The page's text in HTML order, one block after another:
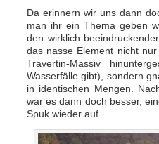
Da erinnern wir uns dann
man ihr ein Thema geben
den wirklich
das nasse Element nicht
Travertin-Massiv
Wasserfälle gibt), sondern
in identischen Mengen.
war es dann doch besser,
Spuk wieder auf.